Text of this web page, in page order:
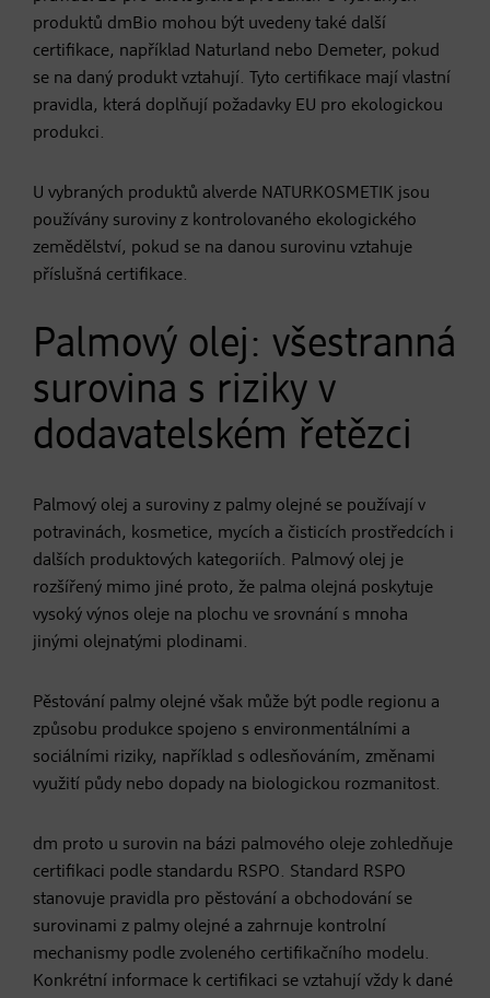
produktů dmBio mohou být uvedeny také další
certifikace, například Naturland nebo Demeter, pokud
se na daný produkt vztahují. Tyto certifikace mají vlastní
pravidla, která doplňují požadavky EU pro ekologickou
produkci.
U vybraných produktů alverde NATURKOSMETIK jsou
používány suroviny z kontrolovaného ekologického
zemědělství, pokud se na danou surovinu vztahuje
příslušná certifikace.
Palmový olej: všestranná
surovina s riziky v
dodavatelském řetězci
Palmový olej a suroviny z palmy olejné se používají v
potravinách, kosmetice, mycích a čisticích prostředcích i
dalších produktových kategoriích. Palmový olej je
rozšířený mimo jiné proto, že palma olejná poskytuje
vysoký výnos oleje na plochu ve srovnání s mnoha
jinými olejnatými plodinami.
Pěstování palmy olejné však může být podle regionu a
způsobu produkce spojeno s environmentálními a
sociálními riziky, například s odlesňováním, změnami
využití půdy nebo dopady na biologickou rozmanitost.
dm proto u surovin na bázi palmového oleje zohledňuje
certifikaci podle standardu RSPO. Standard RSPO
stanovuje pravidla pro pěstování a obchodování se
surovinami z palmy olejné a zahrnuje kontrolní
mechanismy podle zvoleného certifikačního modelu.
Konkrétní informace k certifikaci se vztahují vždy k dané